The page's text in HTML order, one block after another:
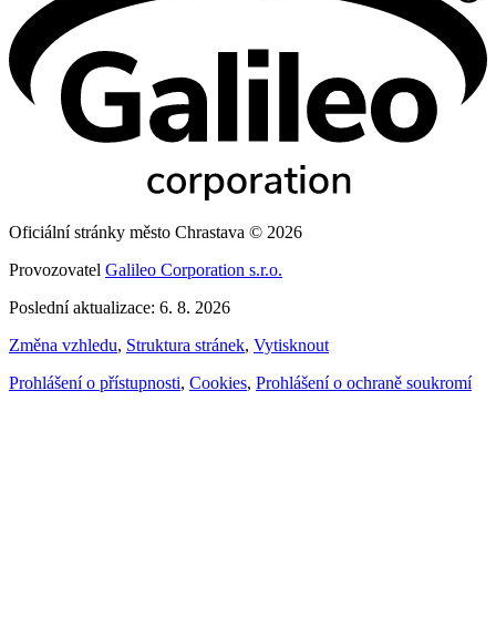
Oficiální stránky město Chrastava © 2026
Provozovatel Galileo Corporation s.r.o.
Poslední aktualizace: 6. 8. 2026
Změna vzhledu, Struktura stránek, Vytisknout
Prohlášení o přístupnosti, Cookies, Prohlášení o ochraně soukromí